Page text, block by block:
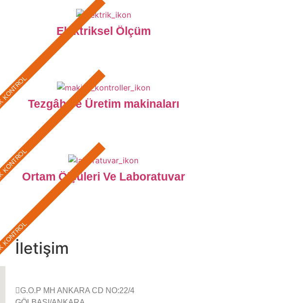
Elektriksel Ölçüm
Tezgâh ve Üretim makinaları
Ortam Ölçüleri Ve Laboratuvar
İletişim
G.O.P MH ANKARA CD NO:22/4